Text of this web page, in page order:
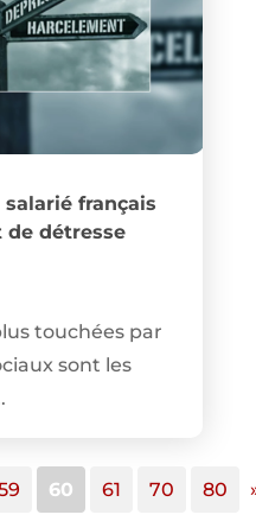
français
de détresse
touchées par
sont les
60 61 70 80